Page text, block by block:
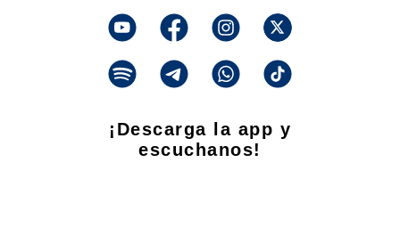
¡Descarga la app y
escuchanos!